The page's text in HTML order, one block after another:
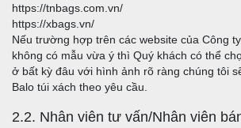
https://tnbags.com.vn/
https://xbags.vn/
Nếu trường hợp trên các website của Công
không có mẫu vừa ý thì Quý khách có thể
ở bất kỳ đâu với hình ảnh rõ ràng chúng tôi
Balo túi xách theo yêu cầu.
2.2. Nhân viên tư vấn/Nhân viên